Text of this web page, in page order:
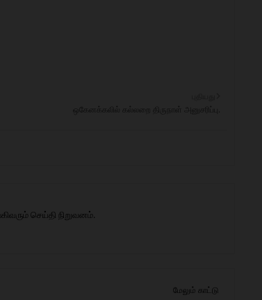
ஒகேனக்கலில் கல்லறை திருநாள் அனுசரிப்பு.
செய்தி நிறுவனம்.
மேலும் காட்டு